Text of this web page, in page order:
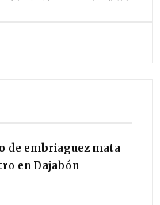
de embriaguez mata
en Dajabón